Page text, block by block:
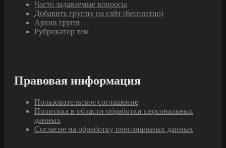
Часто задаваемые вопросы
Добавить группу на сайт (бесплатно)
Архив групп
Рубрикатор тем
Правовая информация
Пользовательское соглашение
Политика в области обработки персональных
данных
Согласие на обработку персональных данных